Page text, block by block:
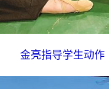
金亮指导学生动作